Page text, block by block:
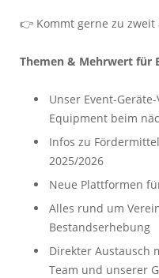
👉 Kommt gerne zu zweit
Themen & Mehrwert für
Unser Event-
Equipment beim
Infos zu
2025/2026
Neue Plattformen
Alles rund um
Bestandserhebung
Direkter Austausch
Team und unserer